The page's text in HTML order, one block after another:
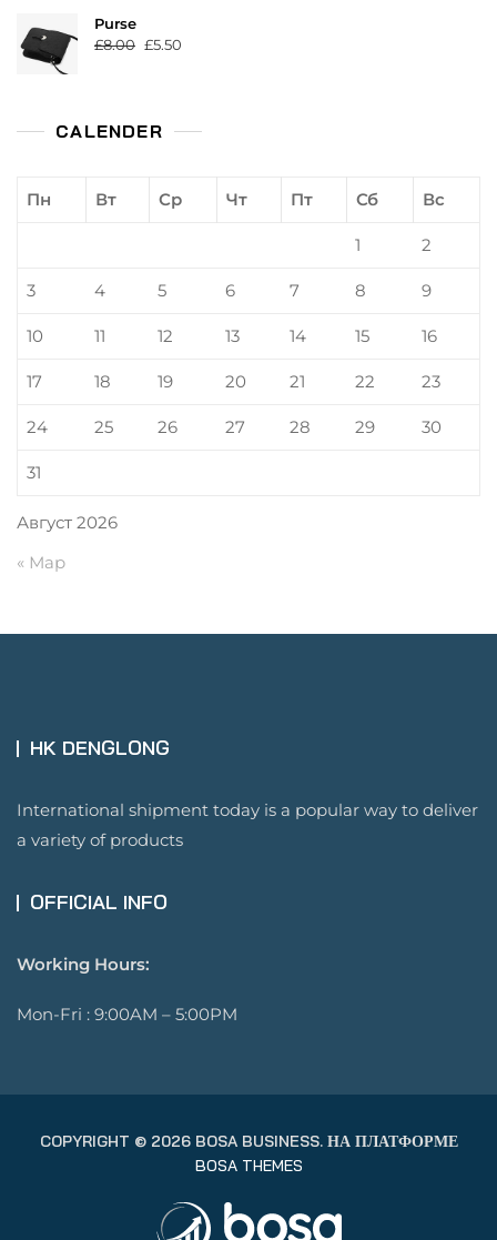
Purse
£8.00 Первоначальная
£5.50
CALENDER
Август 2026
Пн Вт Ср Чт Пт Сб Вс
1 2
3 4 5 6 7 8 9
10 11 12 13 14 15 16
17 18 19 20 21 22 23
24 25 26 27 28 29 30
31
« Мар
HK DENGLONG
International shipment today is a popular way to deliver
a variety of products
OFFICIAL INFO
Working Hours:
Mon-Fri : 9:00AM – 5:00PM
COPYRIGHT © 2026 BOSA BUSINESS. НА ПЛАТФОРМЕ
BOSA THEMES